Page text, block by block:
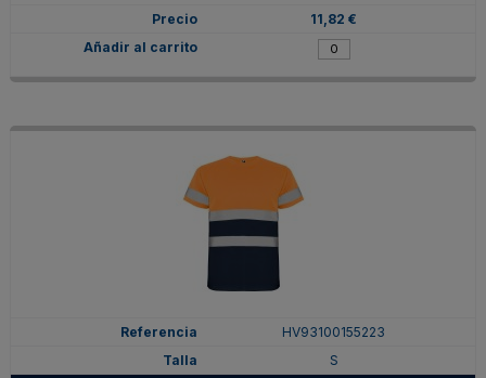
11,82 €
HV93100155223
S